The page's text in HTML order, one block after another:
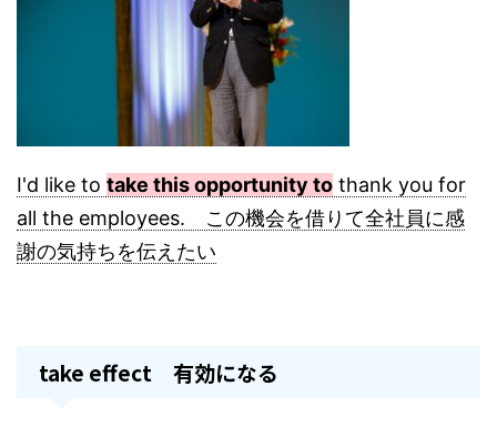
I'd like to take this opportunity to thank you for
all the employees. この機会を借りて全社員に感
謝の気持ちを伝えたい
take effect 有効になる